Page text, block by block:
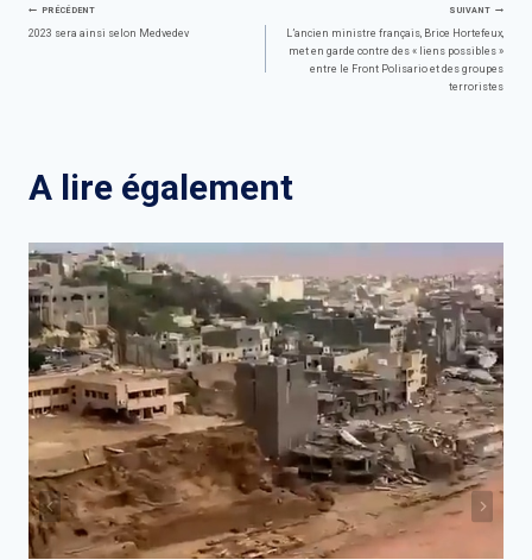
Navigation
PRÉCÉDENT
2023 sera ainsi selon Medvedev
SUIVANT
L’ancien ministre français, Brice Hortefeux,
met en garde contre des « liens possibles »
entre le Front Polisario et des groupes
terroristes
A lire également